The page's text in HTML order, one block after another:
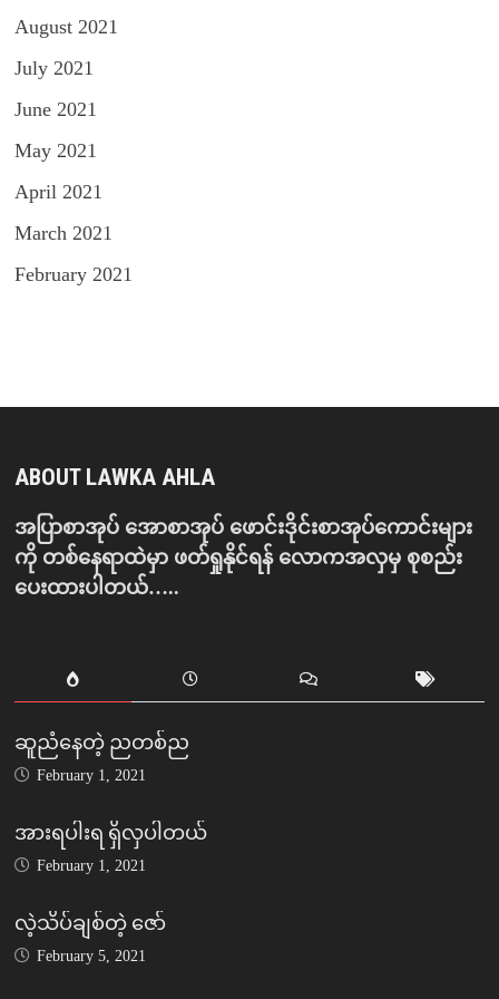
August 2021
July 2021
June 2021
May 2021
April 2021
March 2021
February 2021
ABOUT LAWKA AHLA
အပြာစာအုပ် အောစာအုပ် ဖောင်းဒိုင်းစာအုပ်ကောင်းများ
ကို တစ်နေရာထဲမှာ ဖတ်ရှုနိုင်ရန် လောကအလှမှ စုစည်း
ပေးထားပါတယ်…..
ဆူညံနေတဲ့ ညတစ်ည
February 1, 2021
အားရပါးရ ရှိလှပါတယ်
February 1, 2021
လဲ့သိပ်ချစ်တဲ့ ဇော်
February 5, 2021